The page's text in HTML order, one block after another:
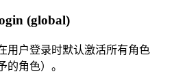
(global)
用户登录时默认激活所有角色
的角色）。